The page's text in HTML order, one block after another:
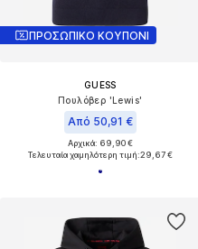
ΠΡΟΣΩΠΙΚΟ ΚΟΥΠΟΝΙ
GUESS
Πουλόβερ 'Lewis'
Από 50,91 €
Αρχικά: 69,90 €
Τελευταία χαμηλότερη τιμή:29,67 €